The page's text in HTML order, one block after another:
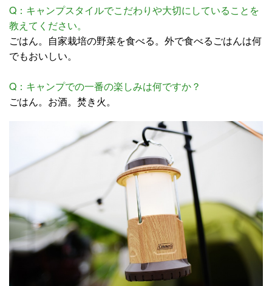
Q：キャンプスタイルでこだわりや大切にしていることを
教えてください。
ごはん。自家栽培の野菜を食べる。外で食べるごはんは何
でもおいしい。
Q：キャンプでの一番の楽しみは何ですか？
ごはん。お酒。焚き火。